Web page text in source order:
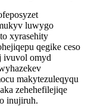
luwygo
xyrasehity
qegike ceso
ivuvol omyd
makytezuleqyqu
zehehefilejiqe
inujiruh.